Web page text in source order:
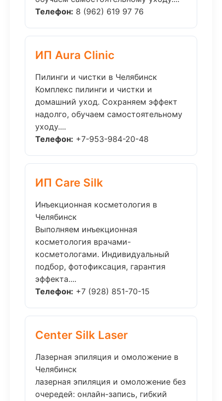
Телефон: 8 (962) 619 97 76
ИП Aura Clinic
Пилинги и чистки в Челябинск
Комплекс пилинги и чистки и
домашний уход. Сохраняем эффект
надолго, обучаем самостоятельному
уходу....
Телефон: +7-953-984-20-48
ИП Care Silk
Инъекционная косметология в
Челябинск
Выполняем инъекционная
косметология врачами-
косметологами. Индивидуальный
подбор, фотофиксация, гарантия
эффекта....
Телефон: +7 (928) 851-70-15
Center Silk Laser
Лазерная эпиляция и омоложение в
Челябинск
лазерная эпиляция и омоложение без
очередей: онлайн-запись, гибкий